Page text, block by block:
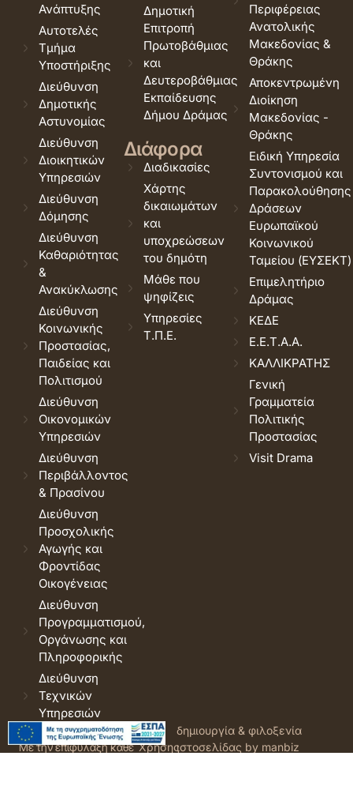
Ανάπτυξης
Αυτοτελές
Τμήμα
Υποστήριξης
Διεύθυνση
Δημοτικής
Αστυνομίας
Διεύθυνση
Διοικητικών
Υπηρεσιών
Διεύθυνση
Δόμησης
Διεύθυνση
Καθαριότητας
&
Ανακύκλωσης
Διεύθυνση
Κοινωνικής
Προστασίας,
Παιδείας και
Πολιτισμού
Διεύθυνση
Οικονομικών
Υπηρεσιών
Διεύθυνση
Περιβάλλοντος
& Πρασίνου
Διεύθυνση
Προσχολικής
Αγωγής και
Φροντίδας
Οικογένειας
Διεύθυνση
Προγραμματισμού,
Οργάνωσης και
Πληροφορικής
Διεύθυνση
Τεχνικών
Υπηρεσιών
Δημοτική
Επιτροπή
Πρωτοβάθμιας
και
Δευτεροβάθμιας
Εκπαίδευσης
Δήμου Δράμας
Διάφορα
Διαδικασίες
Χάρτης
δικαιωμάτων
και
υποχρεώσεων
του δημότη
Μάθε που
ψηφίζεις
Υπηρεσίες
Τ.Π.Ε.
Περιφέρειας
Ανατολικής
Μακεδονίας &
Θράκης
Αποκεντρωμένη
Διοίκηση
Μακεδονίας -
Θράκης
Ειδική Υπηρεσία
Συντονισμού και
Παρακολούθησης
Δράσεων
Ευρωπαϊκού
Κοινωνικού
Ταμείου (ΕΥΣΕΚΤ)
Επιμελητήριο
Δράμας
ΚΕΔΕ
Ε.Ε.Τ.Α.Α.
ΚΑΛΛΙΚΡΑΤΗΣ
Γενική
Γραμματεία
Πολιτικής
Προστασίας
Visit Drama
© 2026 Δήμος Δράμας.
Με την επιφύλαξη κάθε
Όροι
Χρήσης
δημιουργία & φιλοξενία
ιστοσελίδας by manbiz